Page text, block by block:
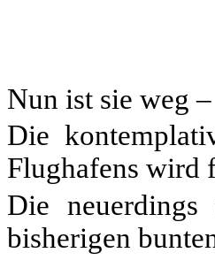
Nun ist sie weg
Die
Flughafens
Die
bisherigen